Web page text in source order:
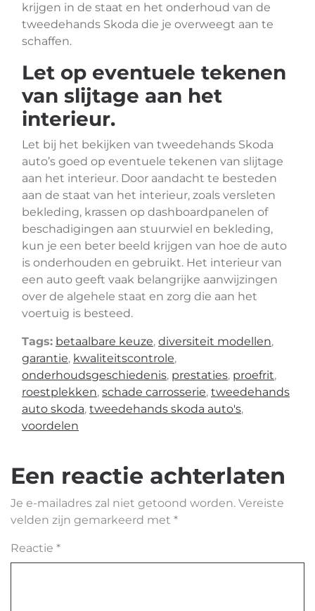
krijgen in de staat en het onderhoud van de
tweedehands Skoda die je overweegt aan te
schaffen.
Let op eventuele tekenen
van slijtage aan het
interieur.
Let bij het bekijken van tweedehands Skoda
auto’s goed op eventuele tekenen van slijtage
aan het interieur. Door aandacht te besteden
aan de staat van het interieur, zoals versleten
bekleding, krassen op dashboardpanelen of
beschadigingen aan stuurwiel en bekleding,
kun je een beter beeld krijgen van hoe de auto
is onderhouden en gebruikt. Het interieur van
een auto geeft vaak belangrijke aanwijzingen
over de algehele staat en zorg die aan het
voertuig is besteed.
Tags: betaalbare keuze, diversiteit modellen,
garantie, kwaliteitscontrole,
onderhoudsgeschiedenis, prestaties, proefrit,
roestplekken, schade carrosserie, tweedehands
auto skoda, tweedehands skoda auto's,
voordelen
Een reactie achterlaten
Je e-mailadres zal niet getoond worden. Vereiste
velden zijn gemarkeerd met *
Reactie *